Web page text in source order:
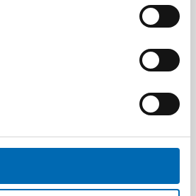
ASA FLX J